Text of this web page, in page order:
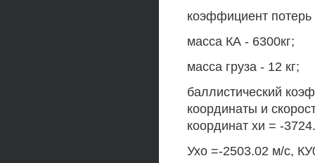
коэффициент потерь
масса КА - 6300кг;
масса груза - 12 кг;
баллистический
координаты и
координат хи = -
Ухо =-2503.02 м/с,